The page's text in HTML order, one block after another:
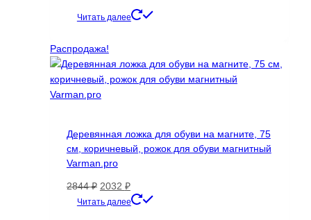
Читать далее
Распродажа!
Деревянная ложка для обуви на магните, 75
см, коричневый, рожок для обуви магнитный
Varman.pro
2844₽ Первоначальная
цена
2032 ₽Текущая
цена:
Читать далее